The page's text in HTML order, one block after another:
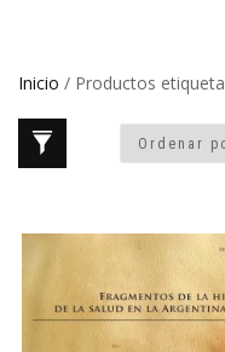
Inicio / Productos